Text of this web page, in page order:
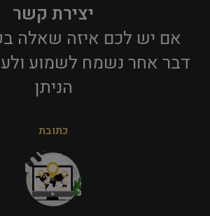
יצירת קשר
אם יש לכם איזה שאלה
דבר אחר נשמח לשמוע
הניתן​
כתובת